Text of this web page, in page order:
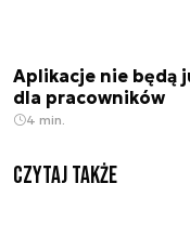
Aplikacje nie będą
dla pracowników
4 min.
Czytaj także